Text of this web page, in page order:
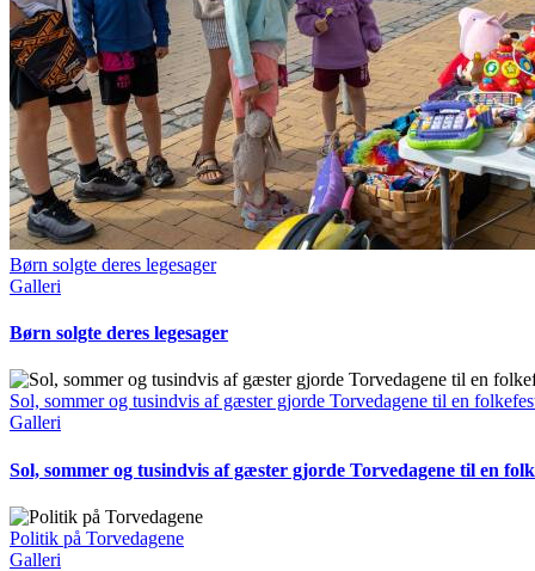
Børn solgte deres legesager
Galleri
Børn solgte deres legesager
Sol, sommer og tusindvis af gæster gjorde Torvedagene til en
Galleri
Sol, sommer og tusindvis af gæster gjorde Torvedagene til en
Politik på Torvedagene
Galleri